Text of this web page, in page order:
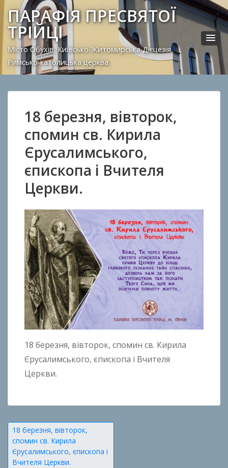
ПАРАФІЯ ПРЕСВЯТОЇ
ТРІЙЦІ
Місто Обухів, Київсько-Житомирська Дієцезія.
Римсько-католицька церква.
18 березня, вівторок,
спомин св. Кирила
Єрусалимського,
єпископа і Вчителя
Церкви.
18 березня, вівторок, спомин св. Кирила
Єрусалимського, єпископа і Вчителя
Церкви.
Навігація
записів
18 березня, вівторок,
спомин св. Кирила
Єрусалимського, єпископа і
Вчителя Церкви.